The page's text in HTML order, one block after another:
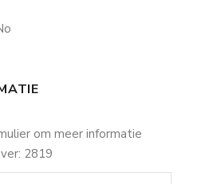
om meer informatie
2819